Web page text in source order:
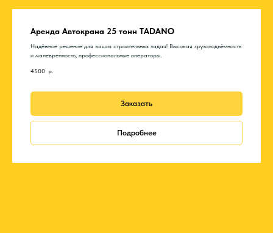
Аренда Автокрана 25 тонн TADANO
Надёжное решение для ваших строительных задач! Высокая грузоподъёмность
и маневренность, профессиональные операторы.
4500 р.
Заказать
Подробнее